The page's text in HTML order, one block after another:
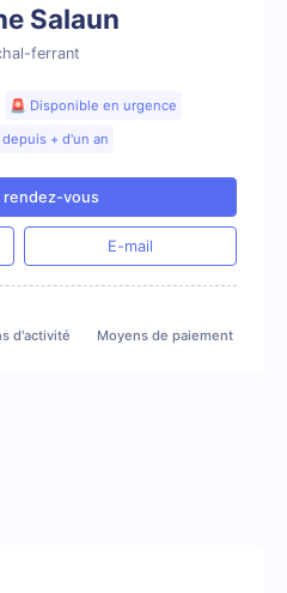
Salaun
ferrant
🚨 Disponible en urgence
+ d'un an
rendez-vous
E-mail
d'activité Moyens de paiement